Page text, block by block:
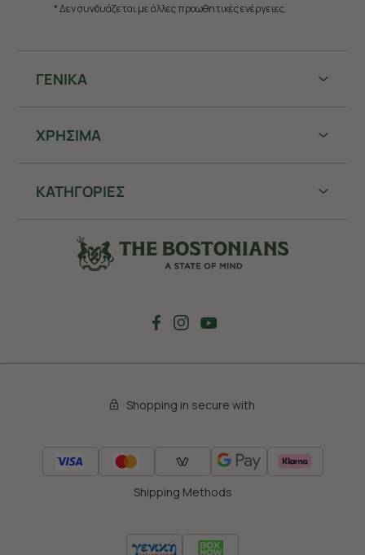
ΓΕΝΙΚΑ
ΧΡHΣΙΜΑ
ΚΑΤΗΓΟΡΙΕΣ
* Δεν συνδυάζεται με άλλες προωθητικές ενέργειες.
Shopping in secure with
Shipping Methods